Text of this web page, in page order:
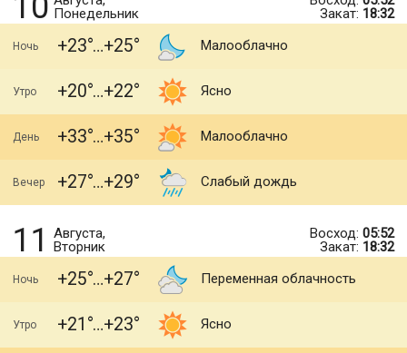
Понедельник
Закат: 18:32
Ночь +23 +25 Малооблачно
Утро +20 +22 Ясно
День +33 +35 Малооблачно
Вечер +27 +29 Слабый дождь
11
Августа,
Вторник
Восход: 05:52
Закат: 18:32
Ночь +25 +27 Переменная облачность
Утро +21 +23 Ясно